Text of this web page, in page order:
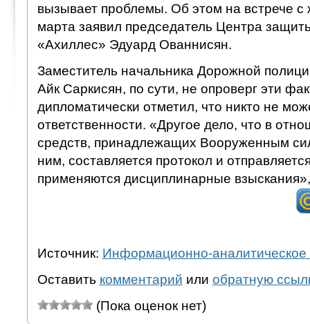
вызывает проблемы. Об этом на встрече с
марта заявил председатель Центра
«Ахиллес» Эдуард Ованнисян.
Заместитель начальника Дорожной
Айк Саркисян, по сути, не опроверг эти
дипломатически отметил, что никто не
ответственности. «Другое дело, что в
средств, принадлежащих Вооруженным
ним, составляется протокол и
применяются дисциплинарные
Источник: Информационно-аналитическое
Оставить комментарий или обратную
(Пока оценок нет)